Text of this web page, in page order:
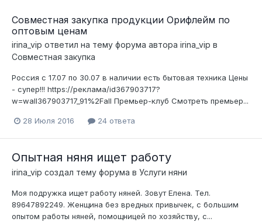
Совместная закупка продукции Орифлейм по
оптовым ценам
irina_vip ответил на тему форума автора irina_vip в
Совместная закупка
Россия с 17.07 по 30.07 в наличии есть бытовая техника Цены
- супер!!! https://реклама/id367903717?
w=wall367903717_91%2Fall Премьер-клуб Смотреть премьер...
28 Июля 2016 24 ответа
Опытная няня ищет работу
irina_vip создал тему форума в Услуги няни
Моя подружка ищет работу няней. Зовут Елена. Тел.
89647892249. Женщина без вредных привычек, с большим
опытом работы няней, помощницей по хозяйству, с...